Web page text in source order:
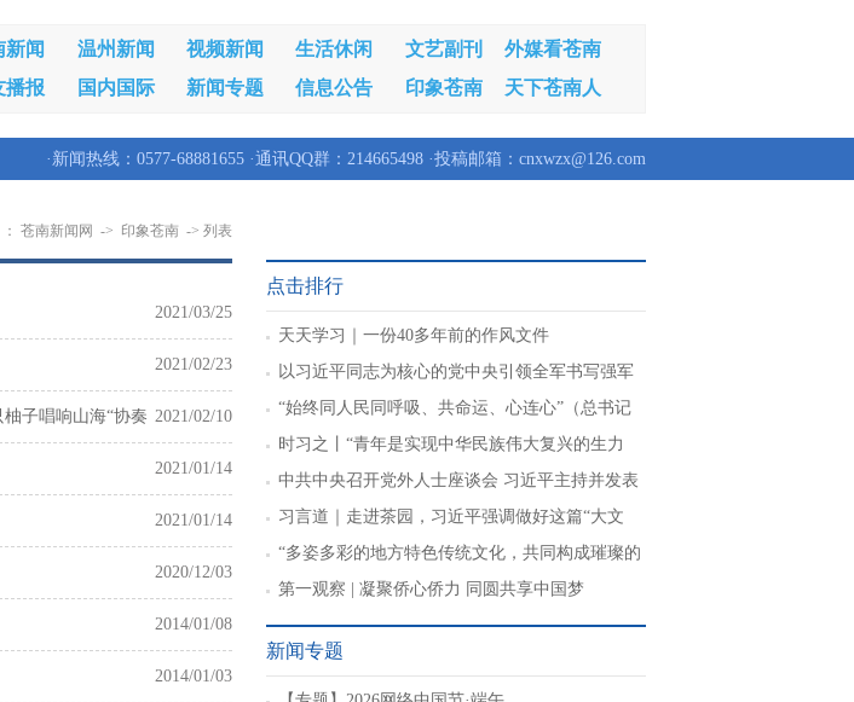
新闻 温州新闻 视频新闻 生活休闲 文艺副刊
外媒看苍南
播报
国内国际 新闻专题 信息公告 印象苍南 天下苍南人
·新闻热线：0577-68881655 ·通讯QQ群：214665498 ·投稿邮箱：cnxwzx@126.com
苍南新闻网 -> 印象苍南 -> 列表
2021/03/25
2021/02/23
2021/02/10
子唱响山海“协奏
2021/01/14
2021/01/14
2020/12/03
2014/01/08
2014/01/03
点击排行
天天学习｜一份40多年前的作风文件
以习近平同志为核心的党中央引领全军书写强军
新篇章
“始终同人民同呼吸、共命运、心连心”（总书记
的人民情怀）
时习之丨“青年是实现中华民族伟大复兴的生力
军”
中共中央召开党外人士座谈会 习近平主持并发表
重要讲话
习言道｜走进茶园，习近平强调做好这篇“大文
章”
“多姿多彩的地方特色传统文化，共同构成璀璨的
中华文明”
第一观察 | 凝聚侨心侨力 同圆共享中国梦
新闻专题